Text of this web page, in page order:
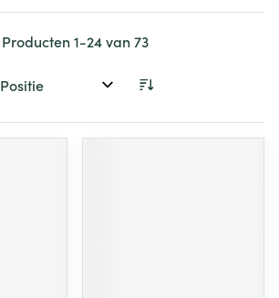
Producten1-24van73
Sorteer op: